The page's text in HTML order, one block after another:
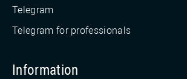
Telegram
Telegram for professionals
Information